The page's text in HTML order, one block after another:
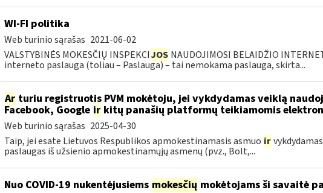
WI-FI politika
Web turinio sąrašas 2021-06-02
VALSTYBINĖS MOKESČIŲ INSPEKCIJOS NAUDOJIMOSI BELAIDŽIO
interneto paslauga (toliau – Paslauga) – tai nemokama paslauga, skirta...
Arturiu registruotis PVM mokėtoju, jei vykdydamas veiklą
Facebook, Google irkitų panašių platformų teikiamomis
Web turinio sąrašas 2025-04-30
Taip, jei esate Lietuvos Respublikos apmokestinamasis asmuo ir
paslaugas iš užsienio apmokestinamųjų asmenų (pvz., Bolt,...
Nuo COVID-19 nukentėjusiems mokesčių mokėtojams ši savaitė